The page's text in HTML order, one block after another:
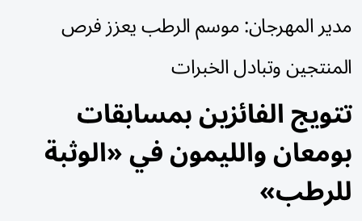
مدير المهرجان: موسم الرطب يعزز فرص
المنتجين وتبادل الخبرات
تتويج الفائزين بمسابقات
بومعان والليمون في «الوثبة
للرطب»